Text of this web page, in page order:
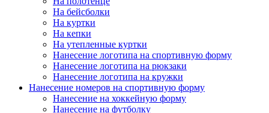
На бейсболки
На куртки
На кепки
На утепленные куртки
Нанесение логотипа на спортивную форму
Нанесение логотипа на рюкзаки
Нанесение логотипа на кружки
Нанесение номеров на спортивную форму
Нанесение на хоккейную форму
Нанесение на футболку